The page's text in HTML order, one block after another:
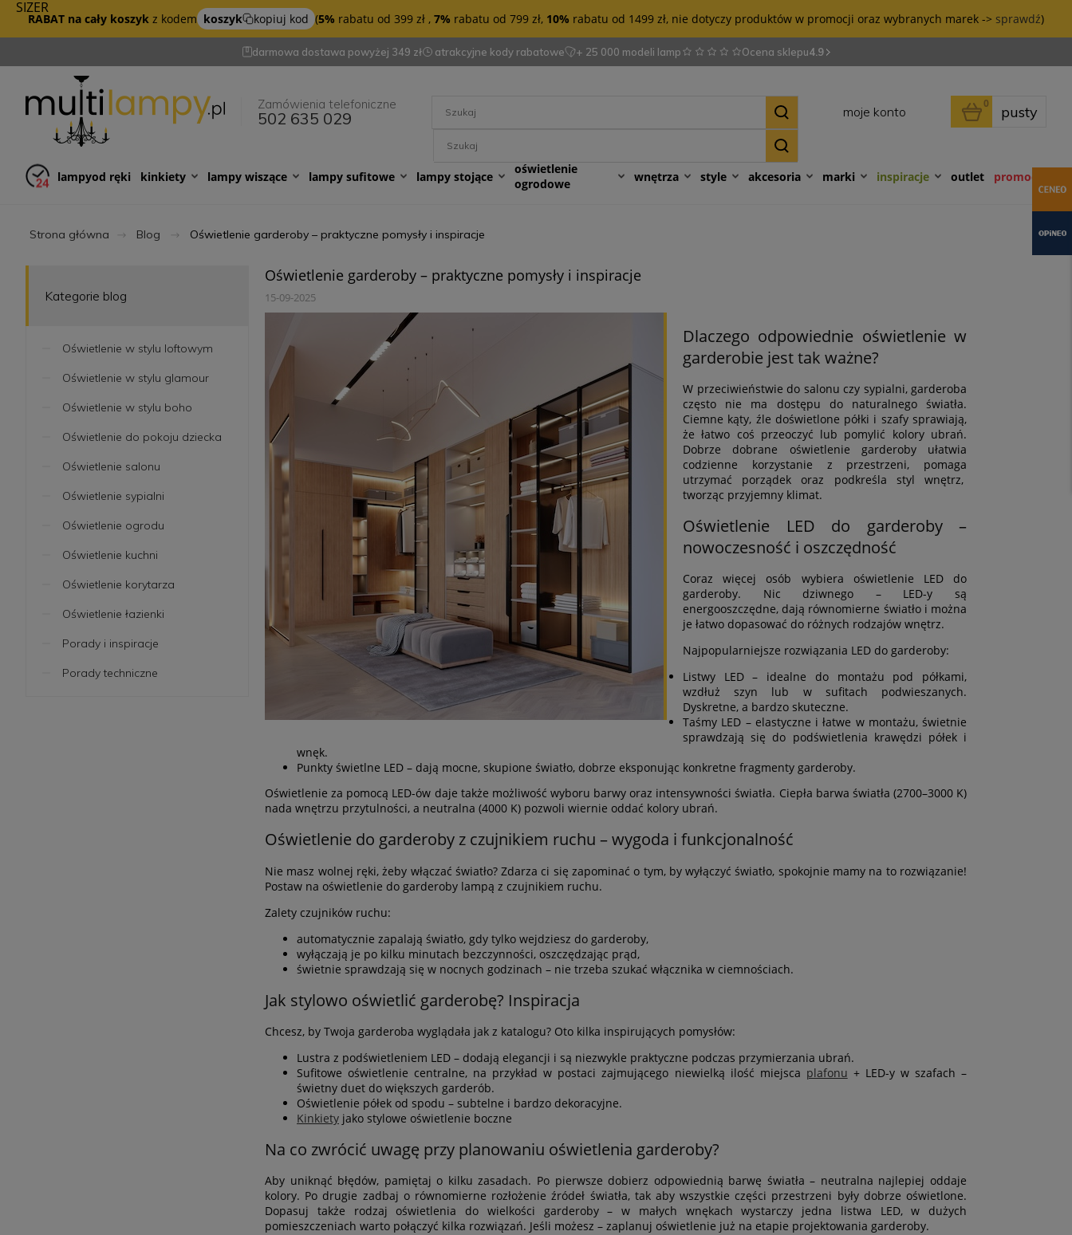
RABAT na cały koszyk z kodem koszyk kopiuj kod (5% rabatu od 399 zł , 7% rabatu od 799 zł, 10% rabatu od 1499 zł, nie dotyczy produktów w promocji oraz wybranych marek -> sprawdź)
darmowa dostawa powyżej 349 zł atrakcyjne kody rabatowe + 25 000 modeli lamp Ocena sklepu4.9
Zamówienia telefoniczne
502 635 029 moje konto pusty
0
lampyod ręki kinkiety lampy wiszące lampy sufitowe lampy stojące
oświetlenie
ogrodowe
wnętrza style akcesoria marki outlet promocje
inspiracje
Strona główna Blog Oświetlenie garderoby – praktyczne pomysły i inspiracje
Kategorie blog
Oświetlenie w stylu loftowym
Oświetlenie w stylu glamour
Oświetlenie w stylu boho
Oświetlenie do pokoju dziecka
Oświetlenie salonu
Oświetlenie sypialni
Oświetlenie ogrodu
Oświetlenie kuchni
Oświetlenie korytarza
Oświetlenie łazienki
Porady i inspiracje
Porady techniczne
Oświetlenie garderoby – praktyczne pomysły i inspiracje
15-09-2025
Dlaczego odpowiednie oświetlenie w
garderobie jest tak ważne?
W przeciwieństwie do salonu czy sypialni, garderoba
często nie ma dostępu do naturalnego światła.
Ciemne kąty, źle doświetlone półki i szafy sprawiają,
że łatwo coś przeoczyć lub pomylić kolory ubrań.
Dobrze dobrane oświetlenie garderoby ułatwia
codzienne korzystanie z przestrzeni, pomaga
utrzymać porządek oraz podkreśla styl wnętrz,
tworząc przyjemny klimat.
Oświetlenie LED do garderoby –
nowoczesność i oszczędność
Coraz więcej osób wybiera oświetlenie LED do
garderoby. Nic dziwnego – LED-y są
energooszczędne, dają równomierne światło i można
je łatwo dopasować do różnych rodzajów wnętrz.
Najpopularniejsze rozwiązania LED do garderoby:
Listwy LED – idealne do montażu pod półkami,
wzdłuż szyn lub w sufitach podwieszanych.
Dyskretne, a bardzo skuteczne.
Taśmy LED – elastyczne i łatwe w montażu, świetnie
sprawdzają się do podświetlenia krawędzi półek i
wnęk.
Punkty świetlne LED – dają mocne, skupione światło, dobrze eksponując konkretne fragmenty garderoby.
Oświetlenie za pomocą LED-ów daje także możliwość wyboru barwy oraz intensywności światła. Ciepła barwa światła (2700–3000 K)
nada wnętrzu przytulności, a neutralna (4000 K) pozwoli wiernie oddać kolory ubrań.
Oświetlenie do garderoby z czujnikiem ruchu – wygoda i funkcjonalność
Nie masz wolnej ręki, żeby włączać światło? Zdarza ci się zapominać o tym, by wyłączyć światło, spokojnie mamy na to rozwiązanie!
Postaw na oświetlenie do garderoby lampą z czujnikiem ruchu.
Zalety czujników ruchu:
automatycznie zapalają światło, gdy tylko wejdziesz do garderoby,
wyłączają je po kilku minutach bezczynności, oszczędzając prąd,
świetnie sprawdzają się w nocnych godzinach – nie trzeba szukać włącznika w ciemnościach.
Jak stylowo oświetlić garderobę? Inspiracja
Chcesz, by Twoja garderoba wyglądała jak z katalogu? Oto kilka inspirujących pomysłów:
Lustra z podświetleniem LED – dodają elegancji i są niezwykle praktyczne podczas przymierzania ubrań.
Sufitowe oświetlenie centralne, na przykład w postaci zajmującego niewielką ilość miejsca plafonu + LED-y w szafach –
świetny duet do większych garderób.
Oświetlenie półek od spodu – subtelne i bardzo dekoracyjne.
Kinkiety jako stylowe oświetlenie boczne
Na co zwrócić uwagę przy planowaniu oświetlenia garderoby?
Aby uniknąć błędów, pamiętaj o kilku zasadach. Po pierwsze dobierz odpowiednią barwę światła – neutralna najlepiej oddaje
kolory. Po drugie zadbaj o równomierne rozłożenie źródeł światła, tak aby wszystkie części przestrzeni były dobrze oświetlone.
Dopasuj także rodzaj oświetlenia do wielkości garderoby – w małych wnękach wystarczy jedna listwa LED, w dużych
pomieszczeniach warto połączyć kilka rozwiązań. Jeśli możesz – zaplanuj oświetlenie już na etapie projektowania garderoby.
SIZER